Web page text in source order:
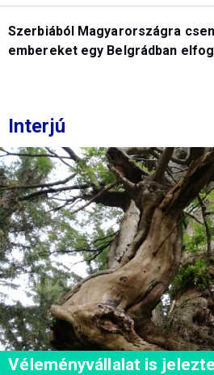
Szerbiából Magyarországra
embereket egy Belgrádban
Interjú
Véleményvállalat is